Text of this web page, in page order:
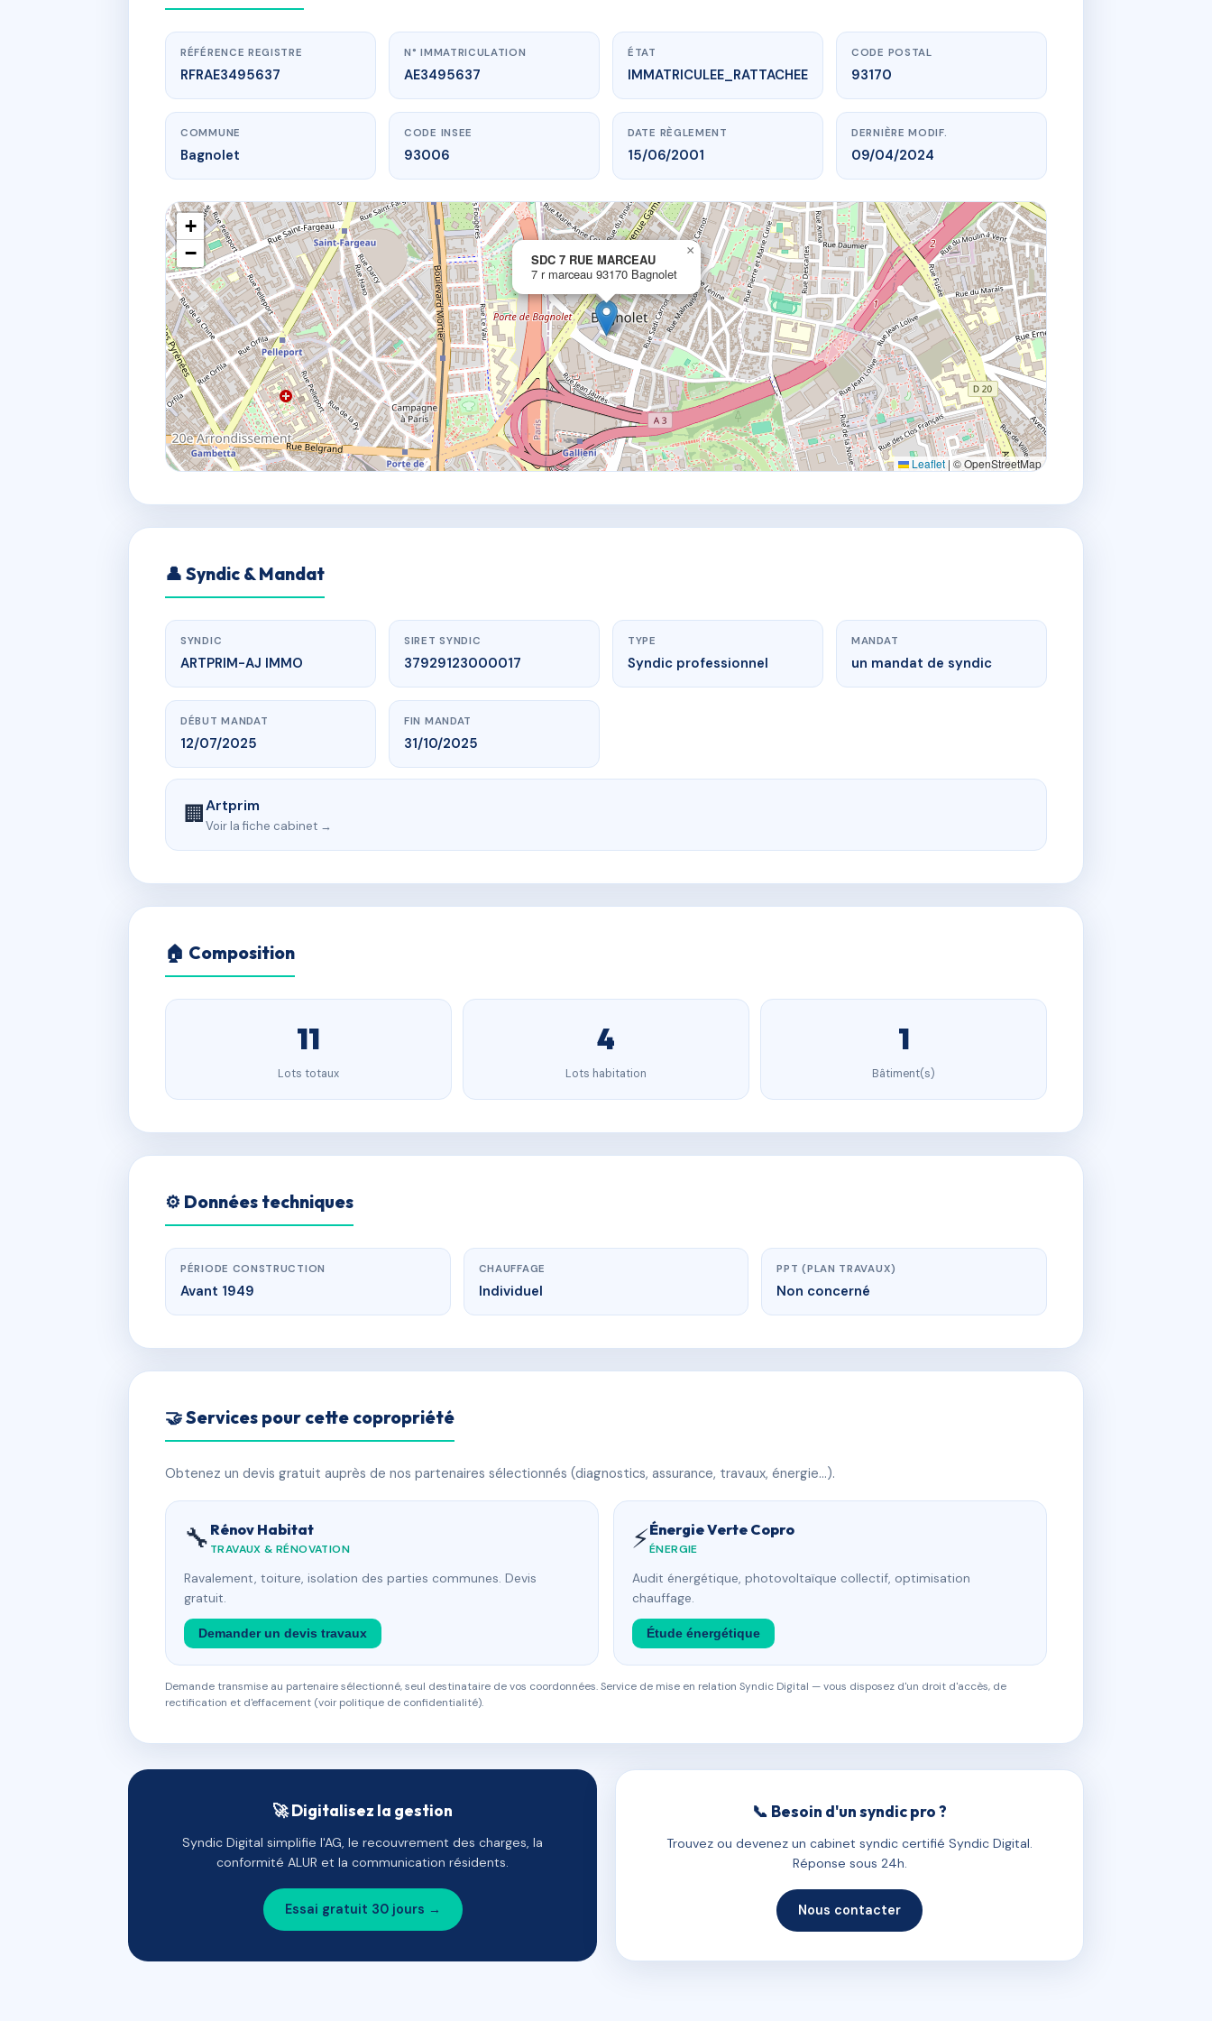
www.vme.plus/AE3495637
SDC 7 RUE MARCEAU
7 r marceau93170 Bagnolet
RÉFÉRENCE REGISTRE
RFRAE3495637
N° IMMATRICULATION
AE3495637
ÉTAT
IMMATRICULEE_RATTACHEE
CODE POSTAL
93170
COMMUNE
Bagnolet
CODE INSEE
93006
DATE RÈGLEMENT
15/06/2001
DERNIÈRE MODIF.
09/04/2024
SDC 7 RUE MARCEAU
7 r marceau 93170 Bagnolet
×
+
−
Leaflet | © OpenStreetMap
👤 Syndic & Mandat
SYNDIC
ARTPRIM-AJ IMMO
SIRET SYNDIC
37929123000017
TYPE
Syndic professionnel
MANDAT
un mandat de syndic
DÉBUT MANDAT
12/07/2025
FIN MANDAT
31/10/2025
🏢Artprim
Voir la fiche cabinet →
🏠 Composition
11
Lots totaux
4
Lots habitation
1
Bâtiment(s)
⚙️ Données techniques
PÉRIODE CONSTRUCTION
Avant 1949
CHAUFFAGE
Individuel
PPT (PLAN TRAVAUX)
Non concerné
🤝 Services pour cette copropriété
Obtenez un devis gratuit auprès de nos partenaires sélectionnés (diagnostics, assurance, travaux, énergie…).
🔧 Rénov Habitat
TRAVAUX & RÉNOVATION
Ravalement, toiture, isolation des parties communes. Devis
gratuit.
Demander un devis travaux
⚡Énergie Verte Copro
ÉNERGIE
Audit énergétique, photovoltaïque collectif, optimisation
chauffage.
Étude énergétique
Demande transmise au partenaire sélectionné, seul destinataire de vos coordonnées. Service de mise en relation Syndic Digital — vous disposez d'un droit d'accès, de
rectification et d'effacement (voir politique de confidentialité).
🚀 Digitalisez la gestion
Syndic Digital simplifie l'AG, le recouvrement des charges, la
conformité ALUR et la communication résidents.
Essai gratuit 30 jours →
📞 Besoin d'un syndic pro ?
Trouvez ou devenez un cabinet syndic certifié Syndic Digital.
Réponse sous 24h.
Nous contacter